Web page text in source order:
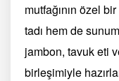
mutfağının özel
tadı hem de
jambon, tavuk eti
birleşimiyle